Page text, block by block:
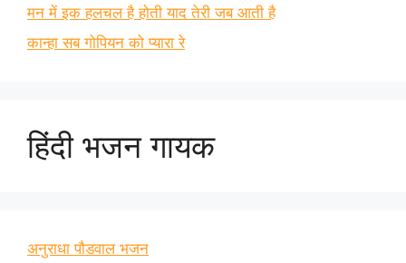
मन में इक हलचल है होती याद तेरी जब आती है
कान्हा सब गोपियन को प्यारा रे
हिंदी भजन गायक
अनुराधा पौडवाल भजन